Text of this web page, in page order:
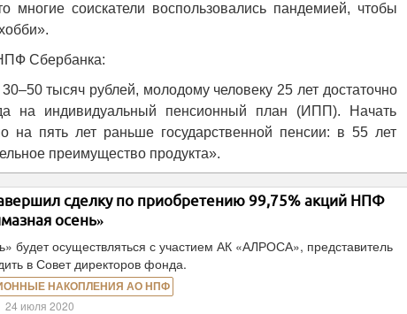
соискатели воспользовались пандемией, чтобы
Сбербанка:
тысяч рублей, молодому человеку 25 лет достаточно
на индивидуальный пенсионный план (ИПП). Начать
пять лет раньше государственной пенсии: в 55 лет
преимущество продукта».
сделку по приобретению 99,75% акций НПФ
осень»
будет осуществляться с участием АК «АЛРОСА», представитель
в Совет директоров фонда.
НАКОПЛЕНИЯ АО НПФ
24 июля 2020